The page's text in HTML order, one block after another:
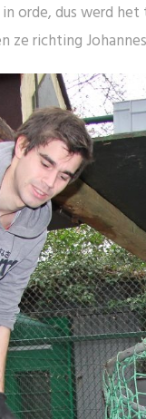
orde, dus werd
ze richting